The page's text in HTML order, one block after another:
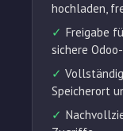
hochladen,
✓ Freigabe
sichere
✓
Speicherort
✓